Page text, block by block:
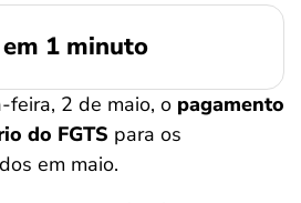
1 minuto
feira, 2 de maio, o pagamento
do FGTS para os
em maio.